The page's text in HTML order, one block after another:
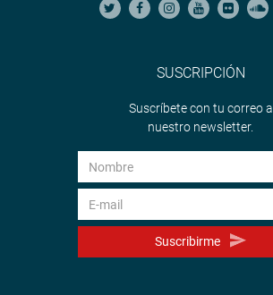
SUSCRIPCIÓN
Suscríbete con tu correo a
nuestro newsletter.
Suscribirme